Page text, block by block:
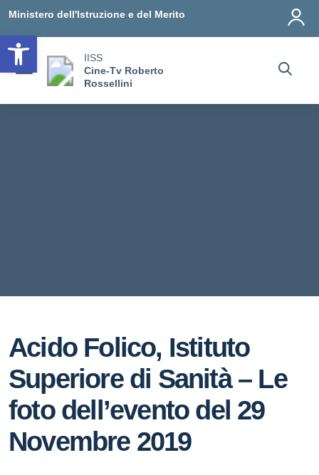
Ministero dell'Istruzione e del Merito
IISS
Cine-Tv Roberto
Rossellini
Acido Folico, Istituto
Superiore di Sanità – Le
foto dell’evento del 29
Novembre 2019
Open toolbar